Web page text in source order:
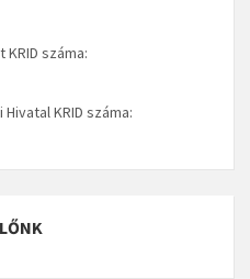
száma:
KRID száma: